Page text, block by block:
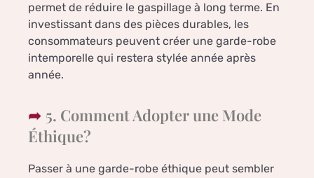
permet de réduire le gaspillage à long terme. En
investissant dans des pièces durables, les
consommateurs peuvent créer une garde-robe
intemporelle qui restera stylée année après
année.
5. Comment Adopter une Mode
Éthique?
Passer à une garde-robe éthique peut sembler